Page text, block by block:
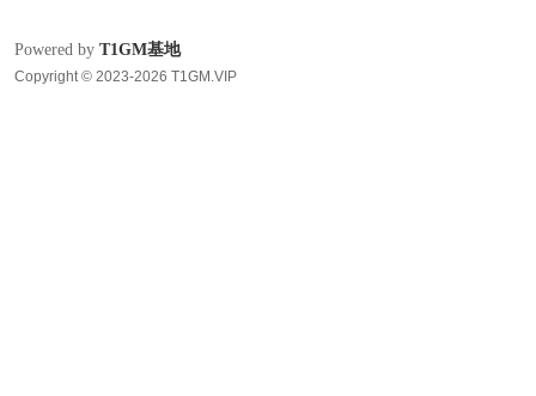
Powered by T1GM基地
Copyright © 2023-2026 T1GM.VIP